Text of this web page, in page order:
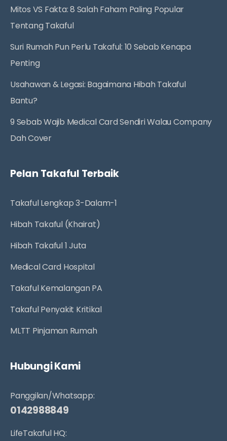
Mitos VS Fakta: 8 Salah Faham Paling Popular
Tentang Takaful
Suri Rumah Pun Perlu Takaful: 10 Sebab Kenapa
Penting
Usahawan & Legasi: Bagaimana Hibah Takaful
Bantu?
9 Sebab Wajib Medical Card Sendiri Walau Company
Dah Cover
Pelan Takaful Terbaik
Takaful Lengkap 3-Dalam-1
Hibah Takaful (Khairat)
Hibah Takaful 1 Juta
Medical Card Hospital
Takaful Kemalangan PA
Takaful Penyakit Kritikal
MLTT Pinjaman Rumah
Hubungi Kami
Panggilan/Whatsapp:
0142988849
LifeTakaful HQ: